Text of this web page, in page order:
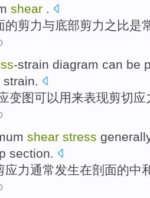
shear .
的剪力与底部剪力 之 比是
-strain diagram can be
strain.
变图可以用来表现剪切应
shear stress
section.
应力通常发生在剖面的中